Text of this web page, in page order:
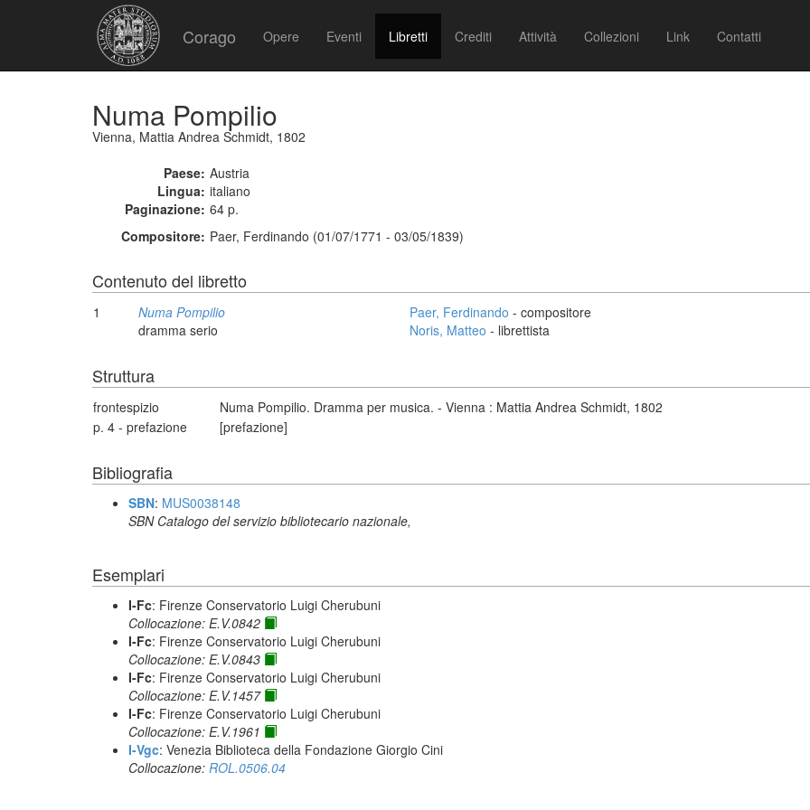
Corago Opere Eventi Libretti Crediti Attività Collezioni Link Contatti
Numa Pompilio
Vienna, Mattia Andrea Schmidt, 1802
Paese: Austria
Lingua: italiano
Paginazione: 64 p.
Compositore: Paer, Ferdinando (01/07/1771 - 03/05/1839)
Contenuto del libretto
1
Numa Pompilio
dramma serio
Paer, Ferdinando - compositore
Noris, Matteo - librettista
Struttura
frontespizio
Numa Pompilio. Dramma per musica. - Vienna : Mattia Andrea Schmidt, 1802
p. 4 - prefazione
[prefazione]
Bibliografia
SBN: MUS0038148
SBN Catalogo del servizio bibliotecario nazionale,
Esemplari
I-Fc: Firenze Conservatorio Luigi Cherubuni
Collocazione: E.V.0842
I-Fc: Firenze Conservatorio Luigi Cherubuni
Collocazione: E.V.0843
I-Fc: Firenze Conservatorio Luigi Cherubuni
Collocazione: E.V.1457
I-Fc: Firenze Conservatorio Luigi Cherubuni
Collocazione: E.V.1961
I-Vgc: Venezia Biblioteca della Fondazione Giorgio Cini
Collocazione: ROL.0506.04